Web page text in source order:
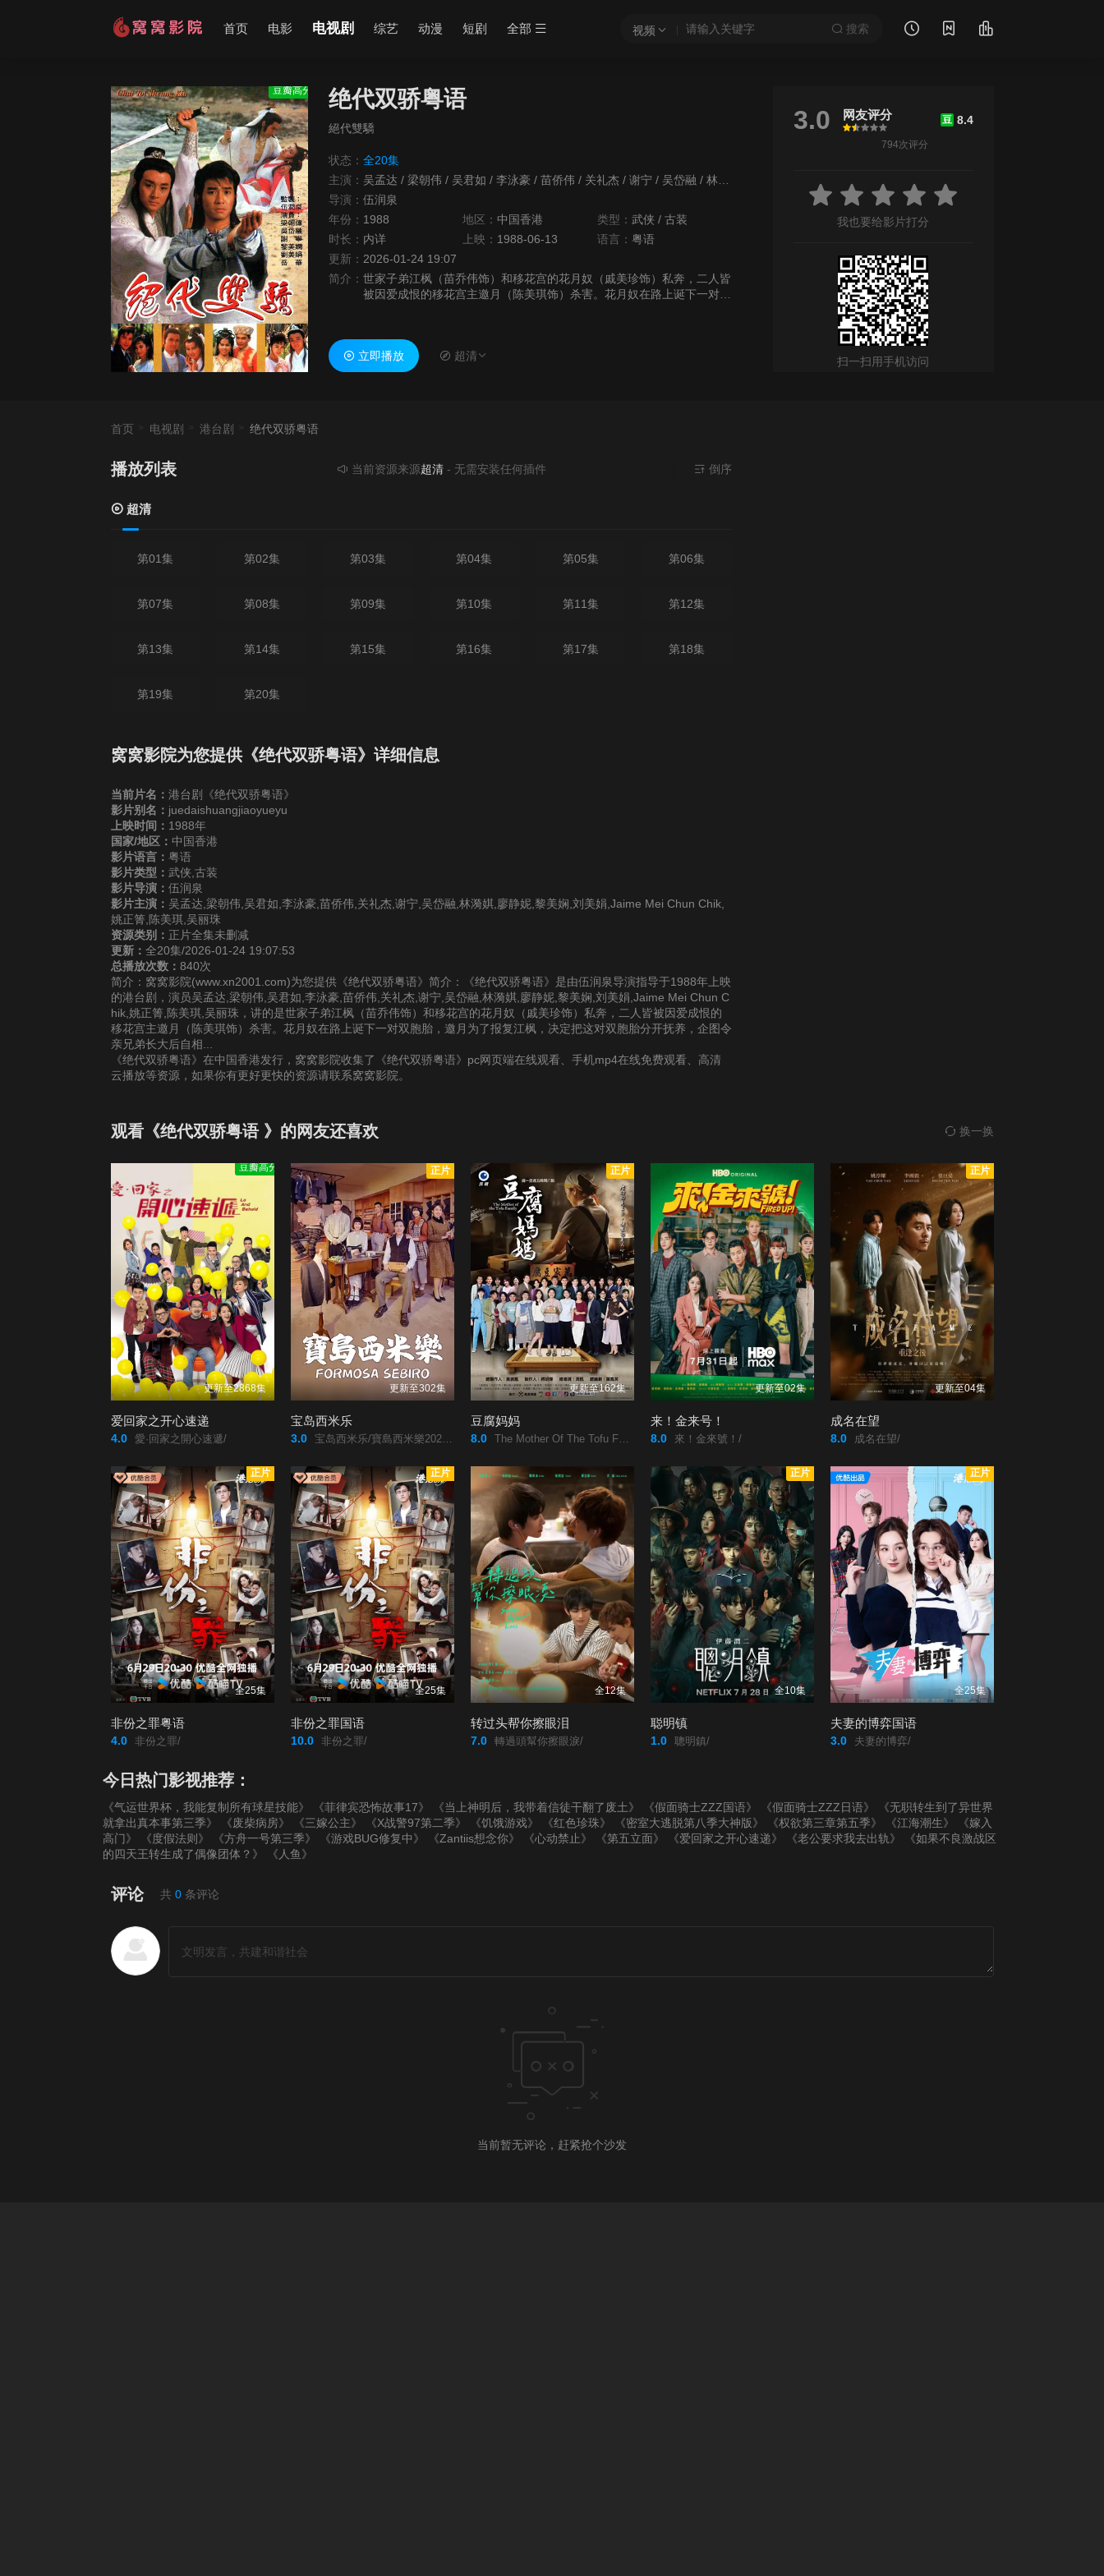
视频 搜索
首页 电影 电视剧 综艺 动漫 短剧 全部
豆瓣高分 绝代双骄粤语
絕代雙驕
状态： 全20集
主演： 吴孟达 / 梁朝伟 / 吴君如 / 李泳豪 / 苗侨伟 / 关礼杰 / 谢宁 / 吴岱融 / 林漪娸
导演： 伍润泉
年份： 1988 地区：中国香港 类型： 武侠 / 古装
时长： 内详 上映： 1988-06-13 语言： 粤语
更新： 2026-01-24 19:07
简介： 世家子弟江枫（苗乔伟饰）和移花宫的花月奴（戚美珍饰）私奔，二人皆
被因爱成恨的移花宫主邀月（陈美琪饰）杀害。花月奴在路上诞下一对双
立即播放 超清
3.0 网友评分
很差
较差还行推荐力荐
豆 8.4
794次评分
我也要给影片打分
扫一扫用手机访问
首页 电视剧 港台剧 绝代双骄粤语
播放列表 当前资源来源超清- 无需安装任何插件 倒序
超清
第01集 第02集 第03集 第04集 第05集 第06集
第07集 第08集 第09集 第10集 第11集 第12集
第13集 第14集 第15集 第16集 第17集 第18集
第19集 第20集
窝窝影院为您提供《绝代双骄粤语》详细信息
当前片名： 港台剧《绝代双骄粤语》
影片别名： juedaishuangjiaoyueyu
上映时间： 1988年
国家/地区： 中国香港
影片语言： 粤语
影片类型： 武侠,古装
影片导演： 伍润泉
影片主演： 吴孟达,梁朝伟,吴君如,李泳豪,苗侨伟,关礼杰,谢宁,吴岱融,林漪娸,廖静妮,黎美娴,刘美娟,Jaime Mei Chun Chik,
姚正箐,陈美琪,吴丽珠
资源类别： 正片全集未删减
更新： 全20集/2026-01-24 19:07:53
总播放次数： 840次
简介：窝窝影院(www.xn2001.com)为您提供《绝代双骄粤语》简介：《绝代双骄粤语》是由伍润泉导演指导于1988年上映
的港台剧，演员吴孟达,梁朝伟,吴君如,李泳豪,苗侨伟,关礼杰,谢宁,吴岱融,林漪娸,廖静妮,黎美娴,刘美娟,Jaime Mei Chun C
hik,姚正箐,陈美琪,吴丽珠，讲的是世家子弟江枫（苗乔伟饰）和移花宫的花月奴（戚美珍饰）私奔，二人皆被因爱成恨的
移花宫主邀月（陈美琪饰）杀害。花月奴在路上诞下一对双胞胎，邀月为了报复江枫，决定把这对双胞胎分开抚养，企图令
亲兄弟长大后自相...
《绝代双骄粤语》在中国香港发行，窝窝影院收集了《绝代双骄粤语》pc网页端在线观看、手机mp4在线免费观看、高清
云播放等资源，如果你有更好更快的资源请联系窝窝影院。
观看《绝代双骄粤语 》的网友还喜欢 换一换
豆瓣高分
更新至2868集
爱回家之开心速递
4.0 愛·回家之開心速遞/
正片
更新至302集
宝岛西米乐
3.0 宝岛西米乐/寶島西米樂2025/宝岛西米乐/寶島西米樂/
正片
更新至162集
豆腐妈妈
8.0 The Mother Of The Tofu Family/豆腐妈妈/豆腐媽媽/
更新至02集
来！金来号！
8.0 來！金來號！/
正片
更新至04集
成名在望
8.0 成名在望/
正片
全25集
非份之罪粤语
4.0 非份之罪/
正片
全25集
非份之罪国语
10.0 非份之罪/
全12集
转过头帮你擦眼泪
7.0 轉過頭幫你擦眼淚/
正片
全10集
聪明镇
1.0 聰明鎮/
正片
全25集
夫妻的博弈国语
3.0 夫妻的博弈/
今日热门影视推荐：
《气运世界杯，我能复制所有球星技能》 《菲律宾恐怖故事17》 《当上神明后，我带着信徒干翻了废土》 《假面骑士ZZZ国语》 《假面骑士ZZZ日语》
《无职转生到了异世界
就拿出真本事第三季》
《废柴病房》 《三嫁公主》 《X战警97第二季》 《饥饿游戏》 《红色珍珠》 《密室大逃脱第八季大神版》 《权欲第三章第五季》 《江海潮生》
《嫁入
高门》
《度假法则》 《方舟一号第三季》 《游戏BUG修复中》 《Zantiis想念你》 《心动禁止》 《第五立面》 《爱回家之开心速递》 《老公要求我去出轨》
《如果不良激战区
的四天王转生成了偶像团体？》
《人鱼》
评论 共 0条评论
当前暂无评论，赶紧抢个沙发